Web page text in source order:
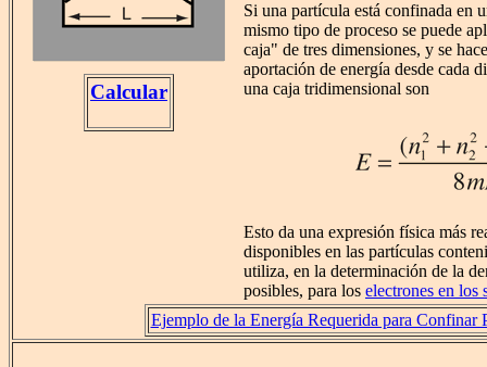
Calcular
Si una partícula está confinada en
mismo tipo de proceso se puede
caja" de tres dimensiones, y se
aportación de energía desde cada
una caja tridimensional son
Esto da una expresión física más
disponibles en las partículas
utiliza, en la determinación de la
posibles, para los electrones en los
Ejemplo de la Energía Requerida para Confinar